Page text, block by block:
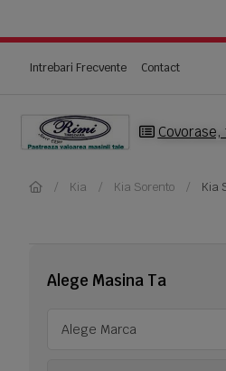
Intrebari Frecvente Contact
Kia Kia Sorento Kia
Alege Masina Ta
Alege Marca